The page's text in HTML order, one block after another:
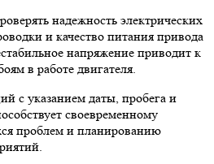
надежность электрических
и качество питания привода
напряжение приводит к
в работе двигателя.
с указанием даты, пробега и
своевременному
проблем и планированию